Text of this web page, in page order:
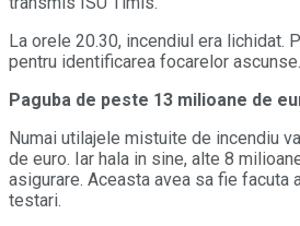
La orele 20.30, incendiul era lichidat.
pentru identificarea focarelor ascunse.
Paguba de peste 13 milioane de
Numai utilajele mistuite de incendiu
de euro. Iar hala in sine, alte 8
asigurare. Aceasta avea sa fie facuta
testari.